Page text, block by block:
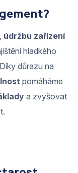
údržbu zařízení
hladkého
důrazu na
pomáháme
a zvyšovat